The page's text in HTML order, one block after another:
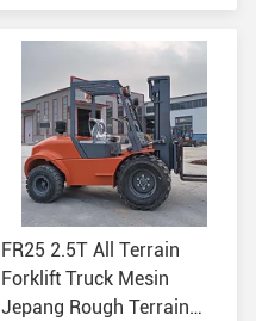
FR25 2.5T All Terrain
Forklift Truck Mesin
Jepang Rough Terrain